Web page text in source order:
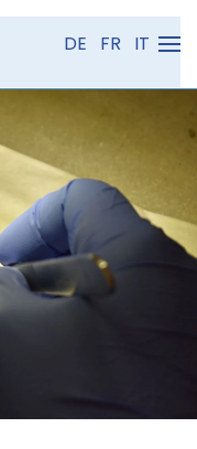
DE FR IT